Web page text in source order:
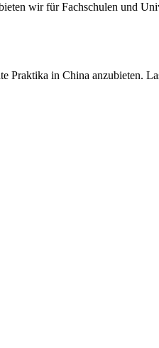
wir für Fachschulen und
Praktika in China anzubieten.